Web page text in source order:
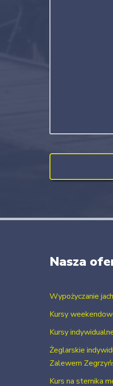
Nasza
Wypożyczanie
Kursy
Kursy
Żeglarskie
Zalewem
Kurs na sternika